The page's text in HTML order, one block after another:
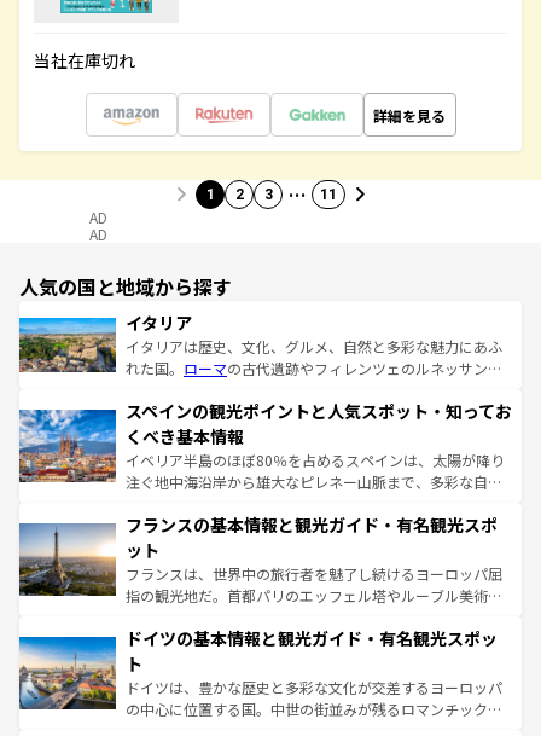
当社在庫切れ
詳細を見る
1 2 3 … 11
AD
AD
人気の国と地域から探す
イタリア
イタリアは歴史、文化、グルメ、自然と多彩な魅力にあふ
れた国。 ローマの古代遺跡やフィレンツェのルネッサンス
ろん、トスカーナの美しい田園風景やアマルフィ海岸の絶
景など、自然景観も見逃せない。観光の合間には、本場の
ピザやパスタなど、絶品のイタリア料理を堪能することも
できる。朝目覚めてから夜眠るまで、すべての瞬間を楽し
なお、新着のイタリア情報はコンテンツ一覧を参照してほ
しい。
スペインの観光ポイントと人気スポット・知ってお
くべき基本情報
イベリア半島のほぼ80％を占めるスペインは、太陽が降り
注ぐ地中海沿岸から雄大なピレネー山脈まで、多彩な自然
文化が根付くこの国では、情熱的なフラメンコ、熱気あふ
れる闘牛、そして美味しいタパスが生活の一部となってい
る。首都マドリードの洗練された雰囲気や、バルセロナの
アートに溢れた街角から、地方では古代ローマ遺跡や中世
せる。地方によって風土や気候が異なるスペインはその個
ンテンツ一覧 を参照してほしい。
フランスの基本情報と観光ガイド・有名観光スポ
ット
フランスは、世界中の旅行者を魅了し続けるヨーロッパ屈
指の観光地だ。首都パリのエッフェル塔やルーブル美術館
で、幅広い魅力が詰まっている。華麗な宮殿、歴史的な大
聖堂、美しいビーチ、そして豊かな自然が、訪れる者を心
から魅了する。また、フランスは美食の国としても知ら
れ、フランス料理はユネスコ無形文化遺産にも登録されて
ドイツの基本情報と観光ガイド・有名観光スポッ
ト
ドイツは、豊かな歴史と多彩な文化が交差するヨーロッパ
の中心に位置する国。中世の街並みが残るロマンチック街